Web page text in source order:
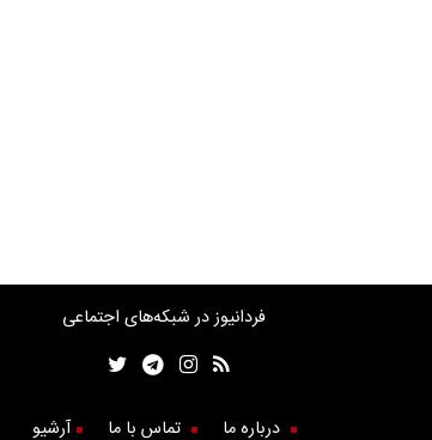
فردانیوز در شبکه‌های اجتماعی
درباره ما تماس با ما آرشیو